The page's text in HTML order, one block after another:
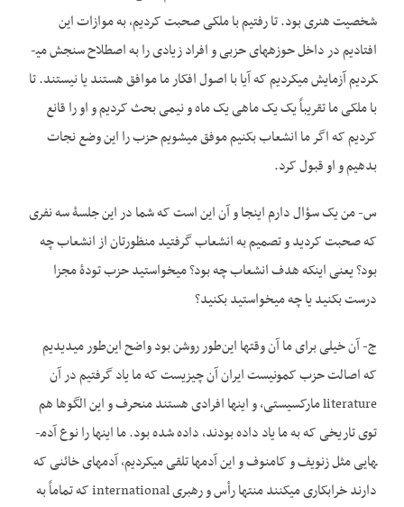
شخصیت هنری بود. تا رفتیم با ملکی صحبت کردیم، به موازات این
افتادیم در داخل حوزه­های حزبی و افراد زیادی را به اصطلاح سنجش می­
کردیم آزمایش می­کردیم که آیا با اصول افکار ما موافق هستند یا نیستند. تا
با ملکی ما تقریباً یک یک ماهی یک ماه و نیمی بحث کردیم و او را قانع
کردیم که اگر ما انشعاب بکنیم موفق می­شویم حزب را این وضع نجات
بدهیم و او قبول کرد.
س- من یک سؤال دارم اینجا و آن این است که شما در این جلسۀ سه نفری
که صحبت کردید و تصمیم به انشعاب گرفتید منظورتان از انشعاب چه
بود؟ یعنی اینکه هدف انشعاب چه بود؟ می­خواستید حزب تودۀ مجزا
درست بکنید یا چه می­خواستید بکنید؟
ج- آن خیلی برای ما آن وقت­ها این‌طور روشن بود واضح این‌طور می­دیدیم
که اصالت حزب کمونیست ایران آن چیزیست که ما یاد گرفتیم در آن
literature مارکسیستی، و اینها افرادی هستند منحرف و این الگوها هم
توی تاریخی که به ما یاد داده بودند، داده شده بود. ما اینها را نوع آدم­
هایی مثل زنویف و کامنوف و این آدم­ها تلقی می­کردیم، آدم­های خائنی که
دارند خرابکاری می­کنند منتها رأس و رهبری international که تماماً به